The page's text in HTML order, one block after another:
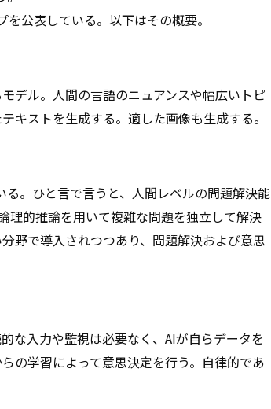
公表している。以下はその概要。
デル。人間の言語のニュアンスや幅広いトピ
キストを生成する。適した画像も生成する。
。ひと言で言うと、人間レベルの問題解決能
理的推論を用いて複雑な問題を独立して解決
野で導入されつつあり、問題解決および意思
な入力や監視は必要なく、AIが自らデータを
の学習によって意思決定を行う。自律的であ